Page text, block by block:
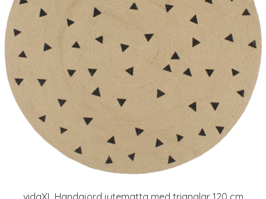
vidaXL Handgjord jutematta med trianglar 120 cm